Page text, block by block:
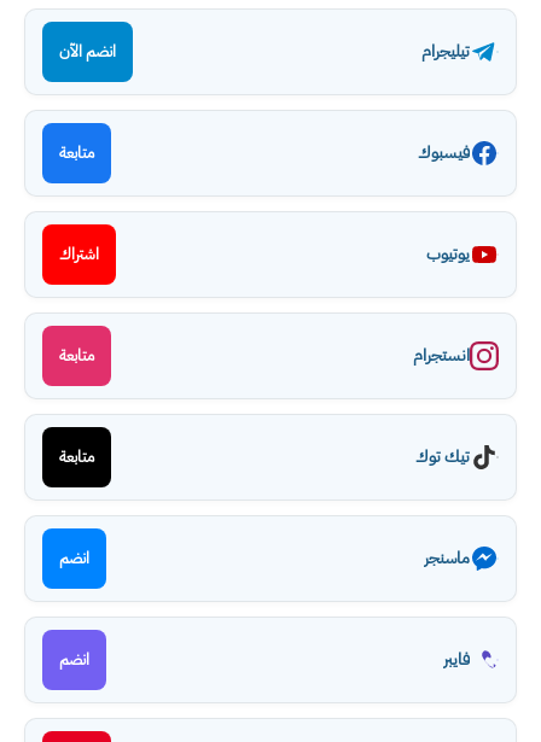
تيليجرام انضم الآن
فيسبوك متابعة
يوتيوب اشتراك
انستجرام متابعة
تيك توك متابعة
ماسنجر انضم
فايبر انضم